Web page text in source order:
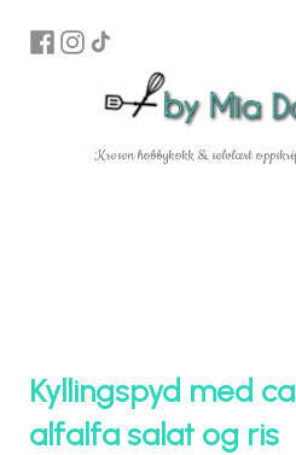
Kresen hobbykokk & selvlært
Kyllingspyd med
alfalfa salat og ris